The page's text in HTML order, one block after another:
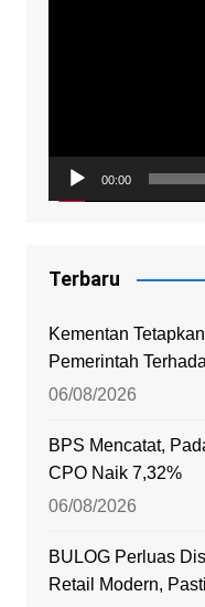
00:00
Terbaru
Kementan
Pemerintah
06/08/2026
BPS Mencatat,
CPO Naik 7,32%
06/08/2026
BULOG Perluas
Retail Modern,